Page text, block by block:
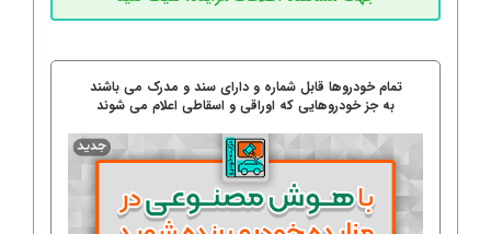
تمام خودروها قابل شماره و دارای سند و مدرک می باشند
به جز خودروهایی که اوراقی و اسقاطی اعلام می شوند